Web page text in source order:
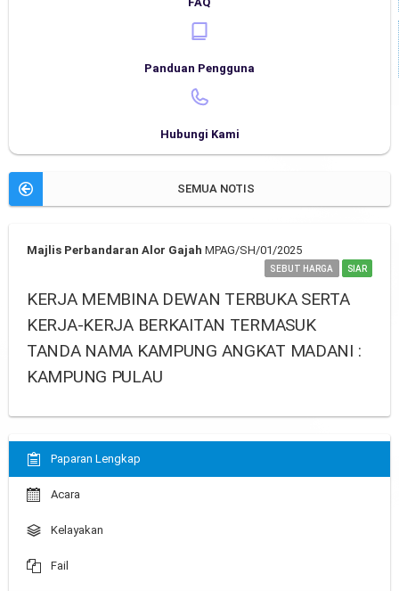
Panduan Pengguna
Hubungi Kami
SEMUA NOTIS
Majlis Perbandaran Alor Gajah MPAG/SH/01/2025
SEBUT HARGA SIAR
KERJA MEMBINA DEWAN TERBUKA SERTA
KERJA-KERJA BERKAITAN TERMASUK
TANDA NAMA KAMPUNG ANGKAT MADANI :
KAMPUNG PULAU
Paparan Lengkap
Acara
Kelayakan
Fail